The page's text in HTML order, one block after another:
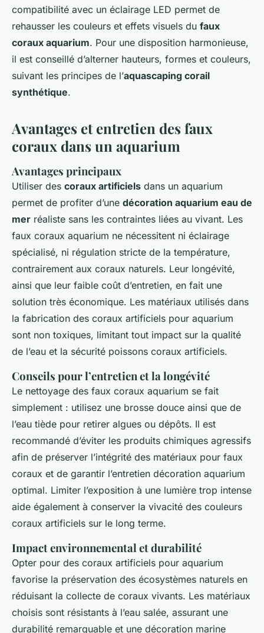
compatibilité avec un éclairage LED permet de
rehausser les couleurs et effets visuels du faux
coraux aquarium. Pour une disposition harmonieuse,
il est conseillé d’alterner hauteurs, formes et couleurs,
suivant les principes de l’aquascaping corail
synthétique.
Avantages et entretien des faux
coraux dans un aquarium
Avantages principaux
Utiliser des coraux artificiels dans un aquarium
permet de profiter d’une décoration aquarium eau de
mer réaliste sans les contraintes liées au vivant. Les
faux coraux aquarium ne nécessitent ni éclairage
spécialisé, ni régulation stricte de la température,
contrairement aux coraux naturels. Leur longévité,
ainsi que leur faible coût d’entretien, en fait une
solution très économique. Les matériaux utilisés dans
la fabrication des coraux artificiels pour aquarium
sont non toxiques, limitant tout impact sur la qualité
de l’eau et la sécurité poissons coraux artificiels.
Conseils pour l’entretien et la longévité
Le nettoyage des faux coraux aquarium se fait
simplement : utilisez une brosse douce ainsi que de
l’eau tiède pour retirer algues ou dépôts. Il est
recommandé d’éviter les produits chimiques agressifs
afin de préserver l’intégrité des matériaux pour faux
coraux et de garantir l’entretien décoration aquarium
optimal. Limiter l’exposition à une lumière trop intense
aide également à conserver la vivacité des couleurs
coraux artificiels sur le long terme.
Impact environnemental et durabilité
Opter pour des coraux artificiels pour aquarium
favorise la préservation des écosystèmes naturels en
réduisant la collecte de coraux vivants. Les matériaux
choisis sont résistants à l’eau salée, assurant une
durabilité remarquable et une décoration marine